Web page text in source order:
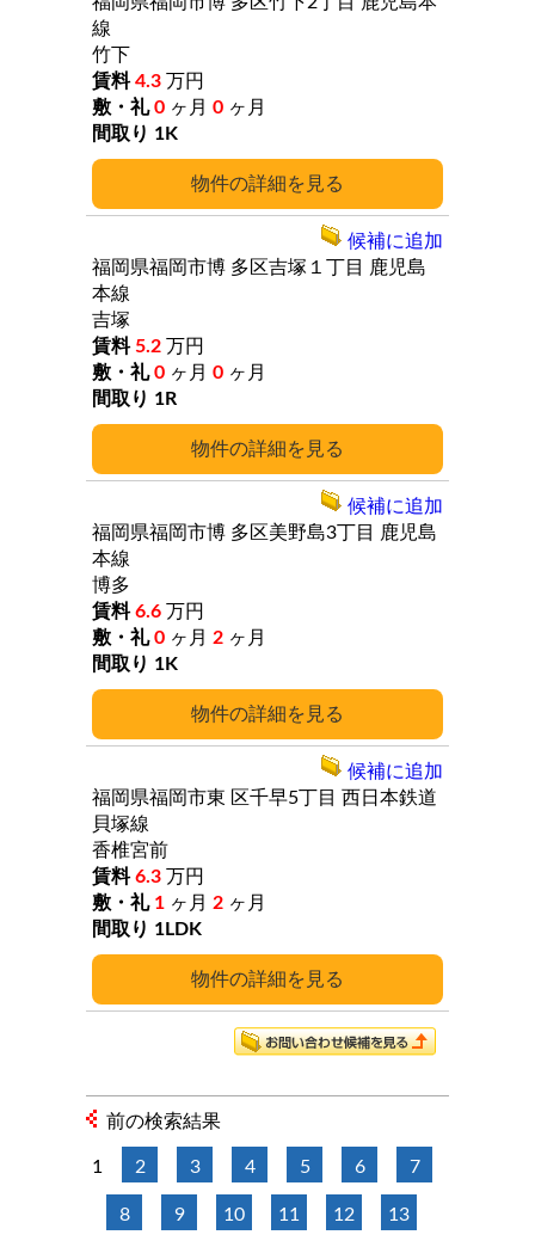
詳細
線
竹下
4.3 万円
0 ヶ月 0 ヶ月
1K
詳細
福岡県福岡市博 多区吉塚１丁目
鹿児島
本線
吉塚
5.2 万円
0 ヶ月 0 ヶ月
1R
候補に追加
詳細
福岡県福岡市博 多区美野島3丁目
鹿児島
本線
博多
6.6 万円
0 ヶ月 2 ヶ月
1K
候補に追加
詳細
福岡県福岡市東 区千早5丁目 西日本鉄道
貝塚線
香椎宮前
6.3 万円
1 ヶ月 2 ヶ月
1LDK
候補に追加
前の検索結果
1 2 3 4 5 6 7
8 9 10 11 12 13